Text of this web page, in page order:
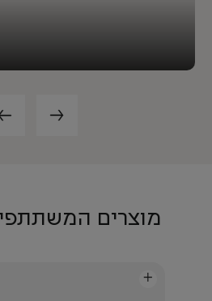
מוצרים
+